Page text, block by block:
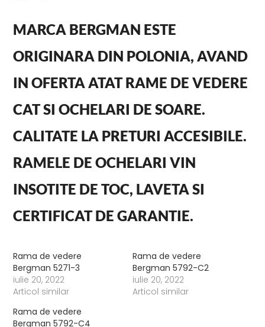
MARCA BERGMAN ESTE
ORIGINARA DIN POLONIA, AVAND
IN OFERTA ATAT RAME DE VEDERE
CAT SI OCHELARI DE SOARE.
CALITATE LA PRETURI ACCESIBILE.
RAMELE DE OCHELARI VIN
INSOTITE DE TOC, LAVETA SI
CERTIFICAT DE GARANTIE.
Rama de vedere
Bergman 5271-3
iulie 20, 2022
Articol similar
Rama de vedere
Bergman 5792-C2
iulie 20, 2022
Articol similar
Rama de vedere
Bergman 5792-C4